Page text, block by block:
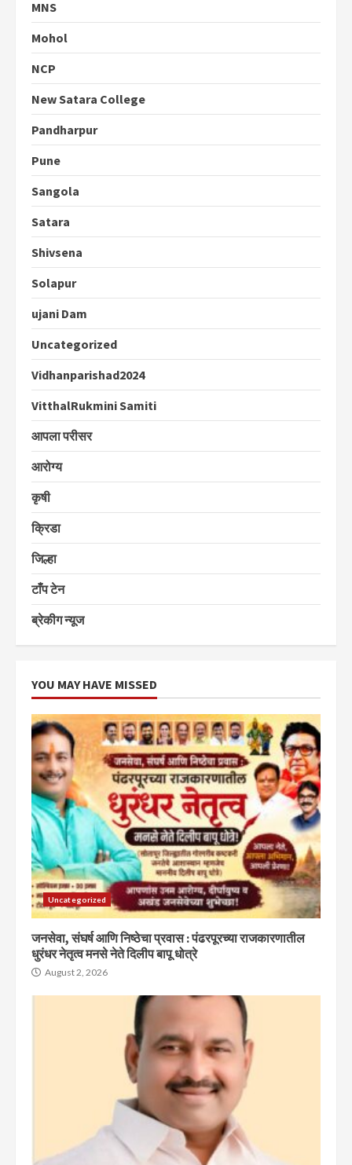
MNS
Mohol
NCP
New Satara College
Pandharpur
Pune
Sangola
Satara
Shivsena
Solapur
ujani Dam
Uncategorized
Vidhanparishad2024
VitthalRukmini Samiti
आपला परीसर
आरोग्य
कृषी
क्रिडा
जिल्हा
टाँप टेन
ब्रेकीग न्यूज
YOU MAY HAVE MISSED
Uncategorized
जनसेवा, संघर्ष आणि निष्ठेचा प्रवास : पंढरपूरच्या राजकारणातील
धुरंधर नेतृत्व मनसे नेते दिलीप बापू धोत्रे
August 2, 2026